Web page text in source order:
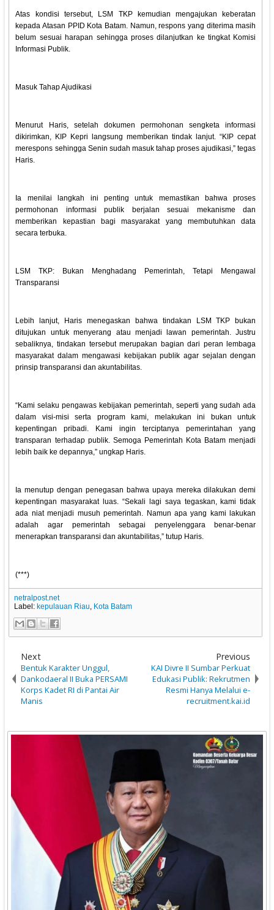
Atas kondisi tersebut, LSM TKP kemudian mengajukan keberatan
kepada Atasan PPID Kota Batam. Namun, respons yang diterima masih
belum sesuai harapan sehingga proses dilanjutkan ke tingkat Komisi
Informasi Publik.
Masuk Tahap Ajudikasi
Menurut Haris, setelah dokumen permohonan sengketa informasi
dikirimkan, KIP Kepri langsung memberikan tindak lanjut. “KIP cepat
merespons sehingga Senin sudah masuk tahap proses ajudikasi,” tegas
Haris.
Ia menilai langkah ini penting untuk memastikan bahwa proses
permohonan informasi publik berjalan sesuai mekanisme dan
memberikan kepastian bagi masyarakat yang membutuhkan data
secara terbuka.
LSM TKP: Bukan Menghadang Pemerintah, Tetapi Mengawal
Transparansi
Lebih lanjut, Haris menegaskan bahwa tindakan LSM TKP bukan
ditujukan untuk menyerang atau menjadi lawan pemerintah. Justru
sebaliknya, tindakan tersebut merupakan bagian dari peran lembaga
masyarakat dalam mengawasi kebijakan publik agar sejalan dengan
prinsip transparansi dan akuntabilitas.
“Kami selaku pengawas kebijakan pemerintah, seperti yang sudah ada
dalam visi-misi serta program kami, melakukan ini bukan untuk
kepentingan pribadi. Kami ingin terciptanya pemerintahan yang
transparan terhadap publik. Semoga Pemerintah Kota Batam menjadi
lebih baik ke depannya,” ungkap Haris.
Ia menutup dengan penegasan bahwa upaya mereka dilakukan demi
kepentingan masyarakat luas. “Sekali lagi saya tegaskan, kami tidak
ada niat menjadi musuh pemerintah. Namun apa yang kami lakukan
adalah agar pemerintah sebagai penyelenggara benar-benar
menerapkan transparansi dan akuntabilitas,” tutup Haris.
(***)
netralpost.net
Label: kepulauan Riau, Kota Batam
Next
‎Bentuk Karakter Unggul,
Dankodaeral II Buka PERSAMI
Korps Kadet RI di Pantai Air
Manis
Previous
KAI Divre II Sumbar Perkuat
Edukasi Publik: Rekrutmen
Resmi Hanya Melalui e-
recruitment.kai.id